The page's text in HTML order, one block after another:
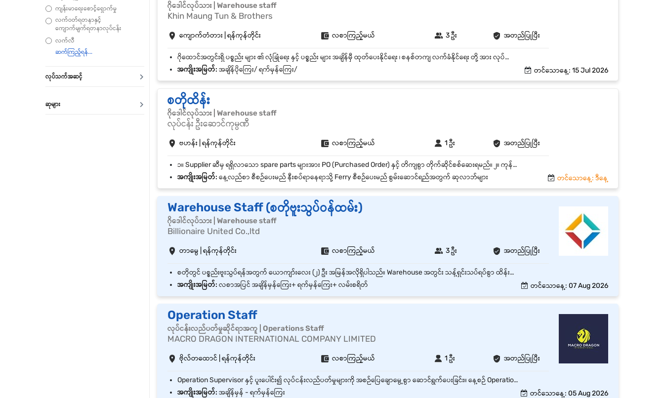
ကျန်းမာရေးစောင့်ရှောက်မှု
လက်ဝတ်ရတနာနှင့်
ကျောက်မျက်ရတနာလုပ်ငန်း
လက်လီ
လုပ်သက်အဆင့်
ဆုများ
ဂိုဒေါင်လုပ်သား | Warehouse staff
Khin Maung Tun & Brothers
ကျောက်တံတား | ရန်ကုန်တိုင်း လစာကြည့်မယ် 3 ဦး အတည်ပြုပြီး
ဂိုထောင်အတွင်းရှိ ပစ္စည်း များ ၏ လုံခြုံရေး နှင့် ပစ္စည်း များ အချိန်မှီ ထုတ်ပေးနိုင်ရေး ၊ စနစ်တကျ လက်ခံနိုင်ရေး တို့ အား လုပ်ဆောင်ရမည်။ ဂိုထောင်တွင် ပစ္စည်းပြတ်လတ်မှု မရှိစေရန် ကြီးကြပ်ရမည်။ Safety Stocks and Stock Control ကို နေ့စဉ် Monitorလုပ်ရမည်။ ပစ္စည်း အဝင်လက်ခံခြင်း အား လုပ်ဆောင်ရမည်။ အမှာစာနှင့်ကိုက်ညီမှုမရှိသော ပစ္စည်းများ ပါလာ လျှင် အထက်လူကြီးထံ အကြောင်းကြားရမည်။ ဌာနဆိုင်ရာမှတင်ပြလာသော ပစ္စည်းတောင်းခံလွှာအား လက်မှတ်စုံ၊မစုံစစ်ဆေးပြီး ပစ္စည်းများအားထုတ်ပေးခြင်း ၊ ပစ္စည်းအထွက်စာရင်းသွင်းခြင်းများပြုလုပ်ရမည်။ နေ့စဉ် ဖြည့်တည်းပေးရသည့် ကုန်ပစ္စည်းအတွက် Backup Stocks များ ထားရှိခြင်း ၊ Reorder များ ပြုလုပ်ခြင်းတို့ကို အပတ်စဉ်၊ လစဉ် ဆောင်ရွက်ရမည်။ ပစ္စည်း လက်ကျန် ဖြည့်တင်းရန် လိုအပ်လာပါက အထက်လူကြီးအား အချိန်နှင့်တပြေးညီ သိရှိဖြေရှင်းနိုင်စေရန် သတင်းပေးပို့ရမည်။ Production ဌာနမှ တက်လာသော Error များနှင့် အခြားပြသာနာများအား အထက်လူကြီး ထံသို့ ချက်ချင်း အစီရင်ခံ တင်ပြရမည်။
အကျိုးအမြတ်: အချိန်ပိုကြေး/ ရက်မှန်ကြေး/ တင်သောနေ့: 15 Jul 2026
စတိုထိန်း
ဂိုဒေါင်လုပ်သား | Warehouse staff
လုပ်ငန်း ဦးဆောင်ကုမ္ပဏီ
ဗဟန်း | ရန်ကုန်တိုင်း လစာကြည့်မယ် 1 ဦး အတည်ပြုပြီး
၁။ Supplier ဆီမှ ရရှိလာသော spare parts များအား PO (Purchased Order) နှင့် တိကျစွာ တိုက်ဆိုင်စစ်ဆေးရမည်။ ၂။ ကုန်ပစ္စည်းများ အဝင်အထွက် စာရင်းများကို တိကျမှန်ကန်စွာ မှတ်တမ်းတင်ရမည်။ ၃။ Supervisor မှ ပေးလာသော Order အမှာ စာရင်းများကို မှာယူပေးရမည်။ ၄။ ပစ္စည်းများ လက်ခံရာတွင် အရေအတွက်နှင့် အရည်အသွေးကို စစ်ဆေးရမည်။ ၅။ နေ့စဉ်/လစဉ် ပစ္စည်းလက်ကျန် စာရင်းစစ်ဆေး၍ အစီရင်ခံစာတင်ပြရမည်။ ၆။ Warehouse Area ပတ်ဝန်ူကျင်အား နေ့စဉ် စစ်ဆေး ကြည့်ရှုနိုင်ရမည်။ ၇။ အထက်လူကြီးမှ ပေးအပ်သော တာဝန်များကို တာဝန်ယူလုပ်ဆောင်ရမည်။ ၈။ စတိုပစ္စည်းများကို 5S စနစ်အတိုင်း သန့်ရှင်းသပ်ရပ်အောင် ထိန်းသိမ်းရမည်။
အကျိုးအမြတ်: နေ့လည်စာ စီစဉ်ပေးမည် နီးစပ်ရာနေရာသို့ Ferry စီစဉ်ပေးမည် စွမ်းဆောင်ရည်အတွက် ဆုလာဘ်များ တင်သောနေ့: ဒီနေ့
Warehouse Staff (စတိုဗူးသွပ်ဝန်ထမ်း)
ဂိုဒေါင်လုပ်သား | Warehouse staff
Billionaire United Co.,ltd
တာမွေ | ရန်ကုန်တိုင်း လစာကြည့်မယ် 3 ဦး အတည်ပြုပြီး
စတိုတွင် ပစ္စည်းဗူးသွပ်ရန်အတွက် ယောကျာ်းလေး (၂) ဦး အမြန်အလိုရှိပါသည်။ Warehouse အတွင်း သန့်ရှင်းသပ်ရပ်စွာ ထိန်းသိမ်းခြင်း ပစ္စည်းများ စစ်ဆေးရေတွက်ခြင်း
အကျိုးအမြတ်: လစာအပြင် အချိန်မှန်ကြေး+ ရက်မှန်ကြေး+ လမ်းစရိတ် တင်သောနေ့: 07 Aug 2026
Operation Staff
လုပ်ငန်းလည်ပတ်မှုဆိုင်ရာအကူ | Operations Staff
MACRO DRAGON INTERNATIONAL COMPANY LIMITED
ဗိုလ်တထောင် | ရန်ကုန်တိုင်း လစာကြည့်မယ် 1 ဦး အတည်ပြုပြီး
Operation Supervisor နှင့် ပူးပေါင်း၍ လုပ်ငန်းလည်ပတ်မှုများကို အစဉ်ပြေချောမွေ့စွာ ဆောင်ရွက်ပေးခြင်း။ နေ့စဉ် Operation လုပ်ငန်းစဉ်များကို စနစ်တကျ စီမံထိန်းသိမ်းပြီး လိုအပ်သော ညှိနှိုင်းဆောင်ရွက်မှုများ ပြုလုပ်ခြင်း။ သက်ဆိုင်ရာဌာနများနှင့် ပူးပေါင်းဆောင်ရွက်၍ လုပ်ငန်းများ အချိန်မီပြီးမြောက်စေရန် ညှိနှိုင်းဆောင်ရွက်ခြင်း။ လုပ်ငန်းဆိုင်ရာ အချက်အလက်များ၊ စာရွက်စာတမ်းများနှင့် Report များကို စနစ်တကျ ပြင်ဆင်ထိန်းသိမ်းခြင်း။ လိုအပ်ပါက ခရီးသွား၍ လုပ်ငန်းတာဝန်များကို ထမ်းဆောင်နိုင်ရမည်။
အကျိုးအမြတ်: အချိန်မှန်‌ - ရက်မှန်ကြေး တင်သောနေ့: 05 Aug 2026